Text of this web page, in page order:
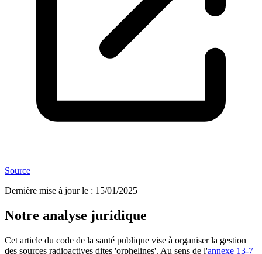
Source
Dernière mise à jour le : 15/01/2025
Notre analyse juridique
Cet article du code de la santé publique vise à organiser la gestion
des sources radioactives dites 'orphelines'. Au sens de l'annexe 13-7